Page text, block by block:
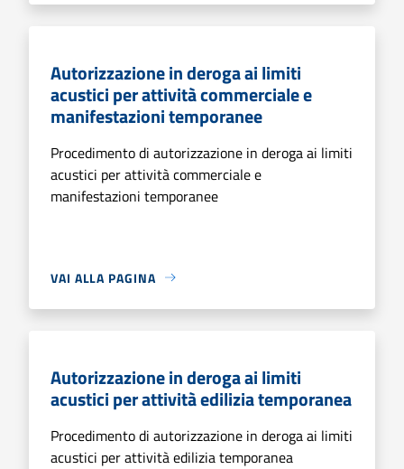
Autorizzazione in deroga ai limiti
acustici per attività commerciale e
manifestazioni temporanee
Procedimento di autorizzazione in deroga ai limiti
acustici per attività commerciale e
manifestazioni temporanee
VAI ALLA PAGINA
Autorizzazione in deroga ai limiti
acustici per attività edilizia temporanea
Procedimento di autorizzazione in deroga ai limiti
acustici per attività edilizia temporanea